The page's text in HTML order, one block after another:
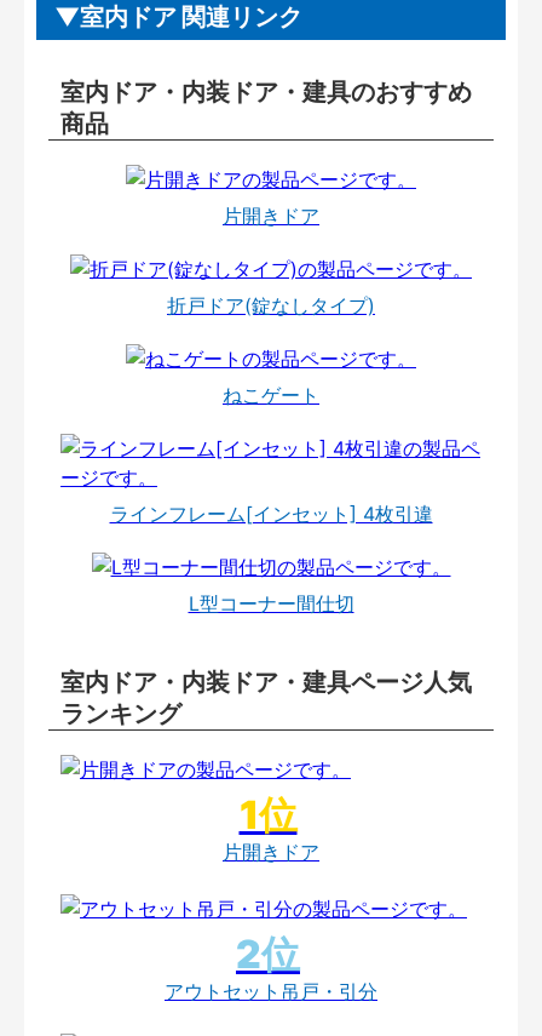
室内ドア 関連リンク
室内ドア・内装ドア・建具のおすすめ
商品
片開きドア
折戸ドア(錠なしタイプ)
ねこゲート
ラインフレーム[インセット] 4枚引違
L型コーナー間仕切
室内ドア・内装ドア・建具ページ人気
ランキング
片開きドア
アウトセット吊戸・引分